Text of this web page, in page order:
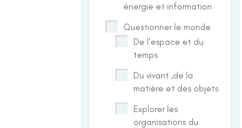
énergie et information
Questionner le monde
De l'espace et du
temps
Du vivant ,de la
matière et des objets
Explorer les
organisations du